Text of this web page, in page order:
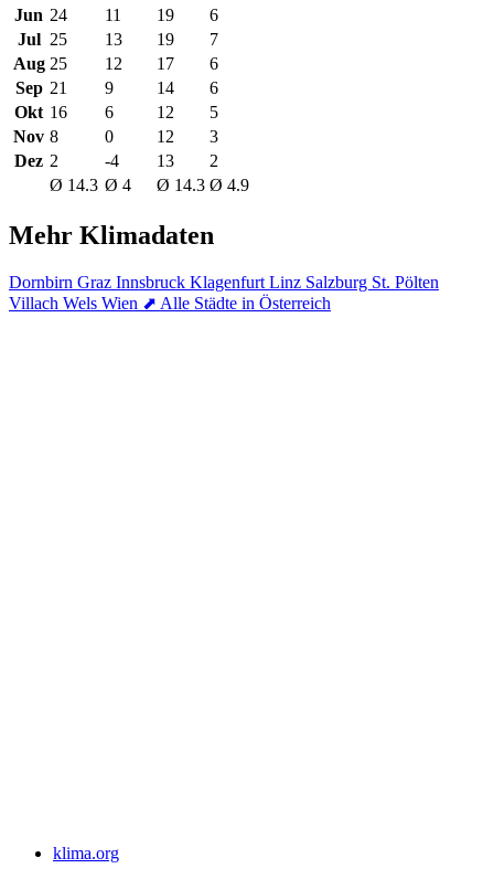
Jun 24 11 19
6
Jul 25 13 19
7
Aug 25 12 17
6
Sep 21 9 14
6
Okt 16 6 12
5
Nov 8 0 12
3
Dez 2 -4 13
2
Ø 14.3 Ø 4 Ø 14.3 Ø 4.9
Mehr Klimadaten
Dornbirn Graz Innsbruck Klagenfurt Linz Salzburg St. Pölten
Villach Wels Wien ⬈ Alle Städte in Österreich
klima.org